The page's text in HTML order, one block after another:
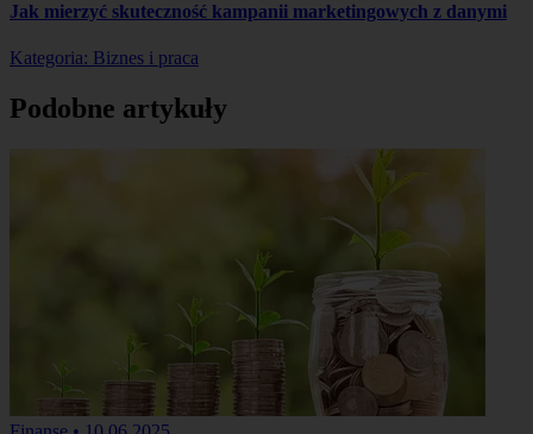
Jak mierzyć skuteczność kampanii marketingowych z danymi
Kategoria: Biznes i praca
Podobne artykuły